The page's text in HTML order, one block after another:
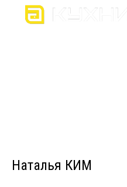
Наталья КИМ